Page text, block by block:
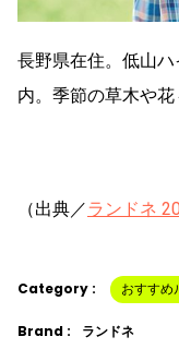
長野県在住。低山
内。季節の草木や花
（出典／ランドネ
Category : おすすめ
Brand : ランドネ